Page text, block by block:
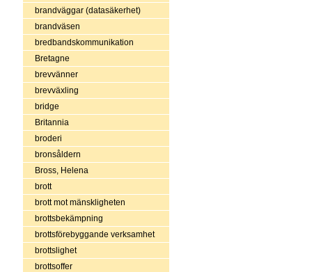
brandväggar (datasäkerhet)
brandväsen
bredbandskommunikation
Bretagne
brevvänner
brevväxling
bridge
Britannia
broderi
bronsåldern
Bross, Helena
brott
brott mot mänskligheten
brottsbekämpning
brottsförebyggande verksamhet
brottslighet
brottsoffer